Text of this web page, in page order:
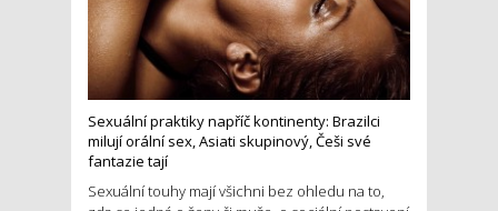
Sexuální praktiky napříč kontinenty: Brazilci
milují orální sex, Asiati skupinový, Češi své
fantazie tají
Sexuální touhy mají všichni bez ohledu na to,